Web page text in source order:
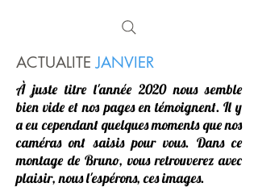
ACTUALITEJANVIER
À juste titre l'année 2020 nous semble
bien vide et nos pages en témoignent. Il y
a eu cependant quelques moments que nos
caméras ont saisis pour vous. Dans ce
montage de Bruno, vous retrouverez avec
plaisir, nous l'espérons, ces images.